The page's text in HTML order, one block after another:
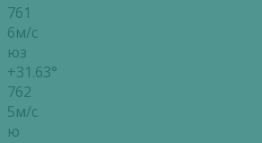
761
6м/с
юз
+31.63°
762
5м/с
ю